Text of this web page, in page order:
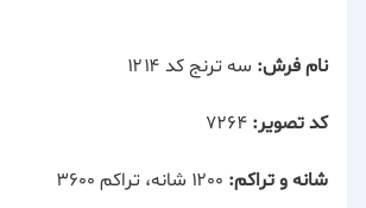
نام فرش: سه ترنج کد ۱۲۱۴
کد تصویر:
شانه و تراکم: